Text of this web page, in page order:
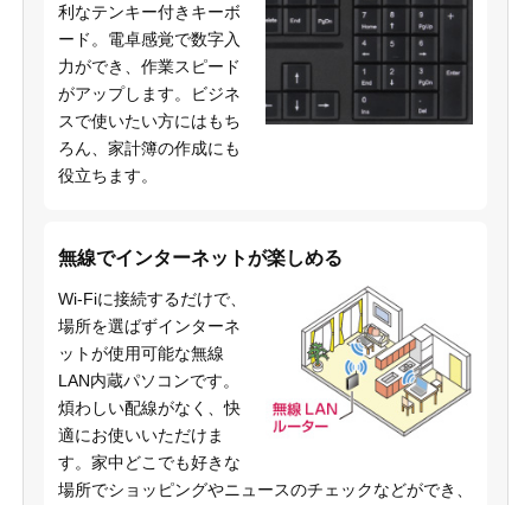
利なテンキー付きキーボ
ード。電卓感覚で数字入
力ができ、作業スピード
がアップします。ビジネ
スで使いたい方にはもち
ろん、家計簿の作成にも
役立ちます。
無線でインターネットが楽しめる
Wi-Fiに接続するだけで、
場所を選ばずインターネ
ットが使用可能な無線
LAN内蔵パソコンです。
煩わしい配線がなく、快
適にお使いいただけま
す。家中どこでも好きな
場所でショッピングやニュースのチェックなどができ、